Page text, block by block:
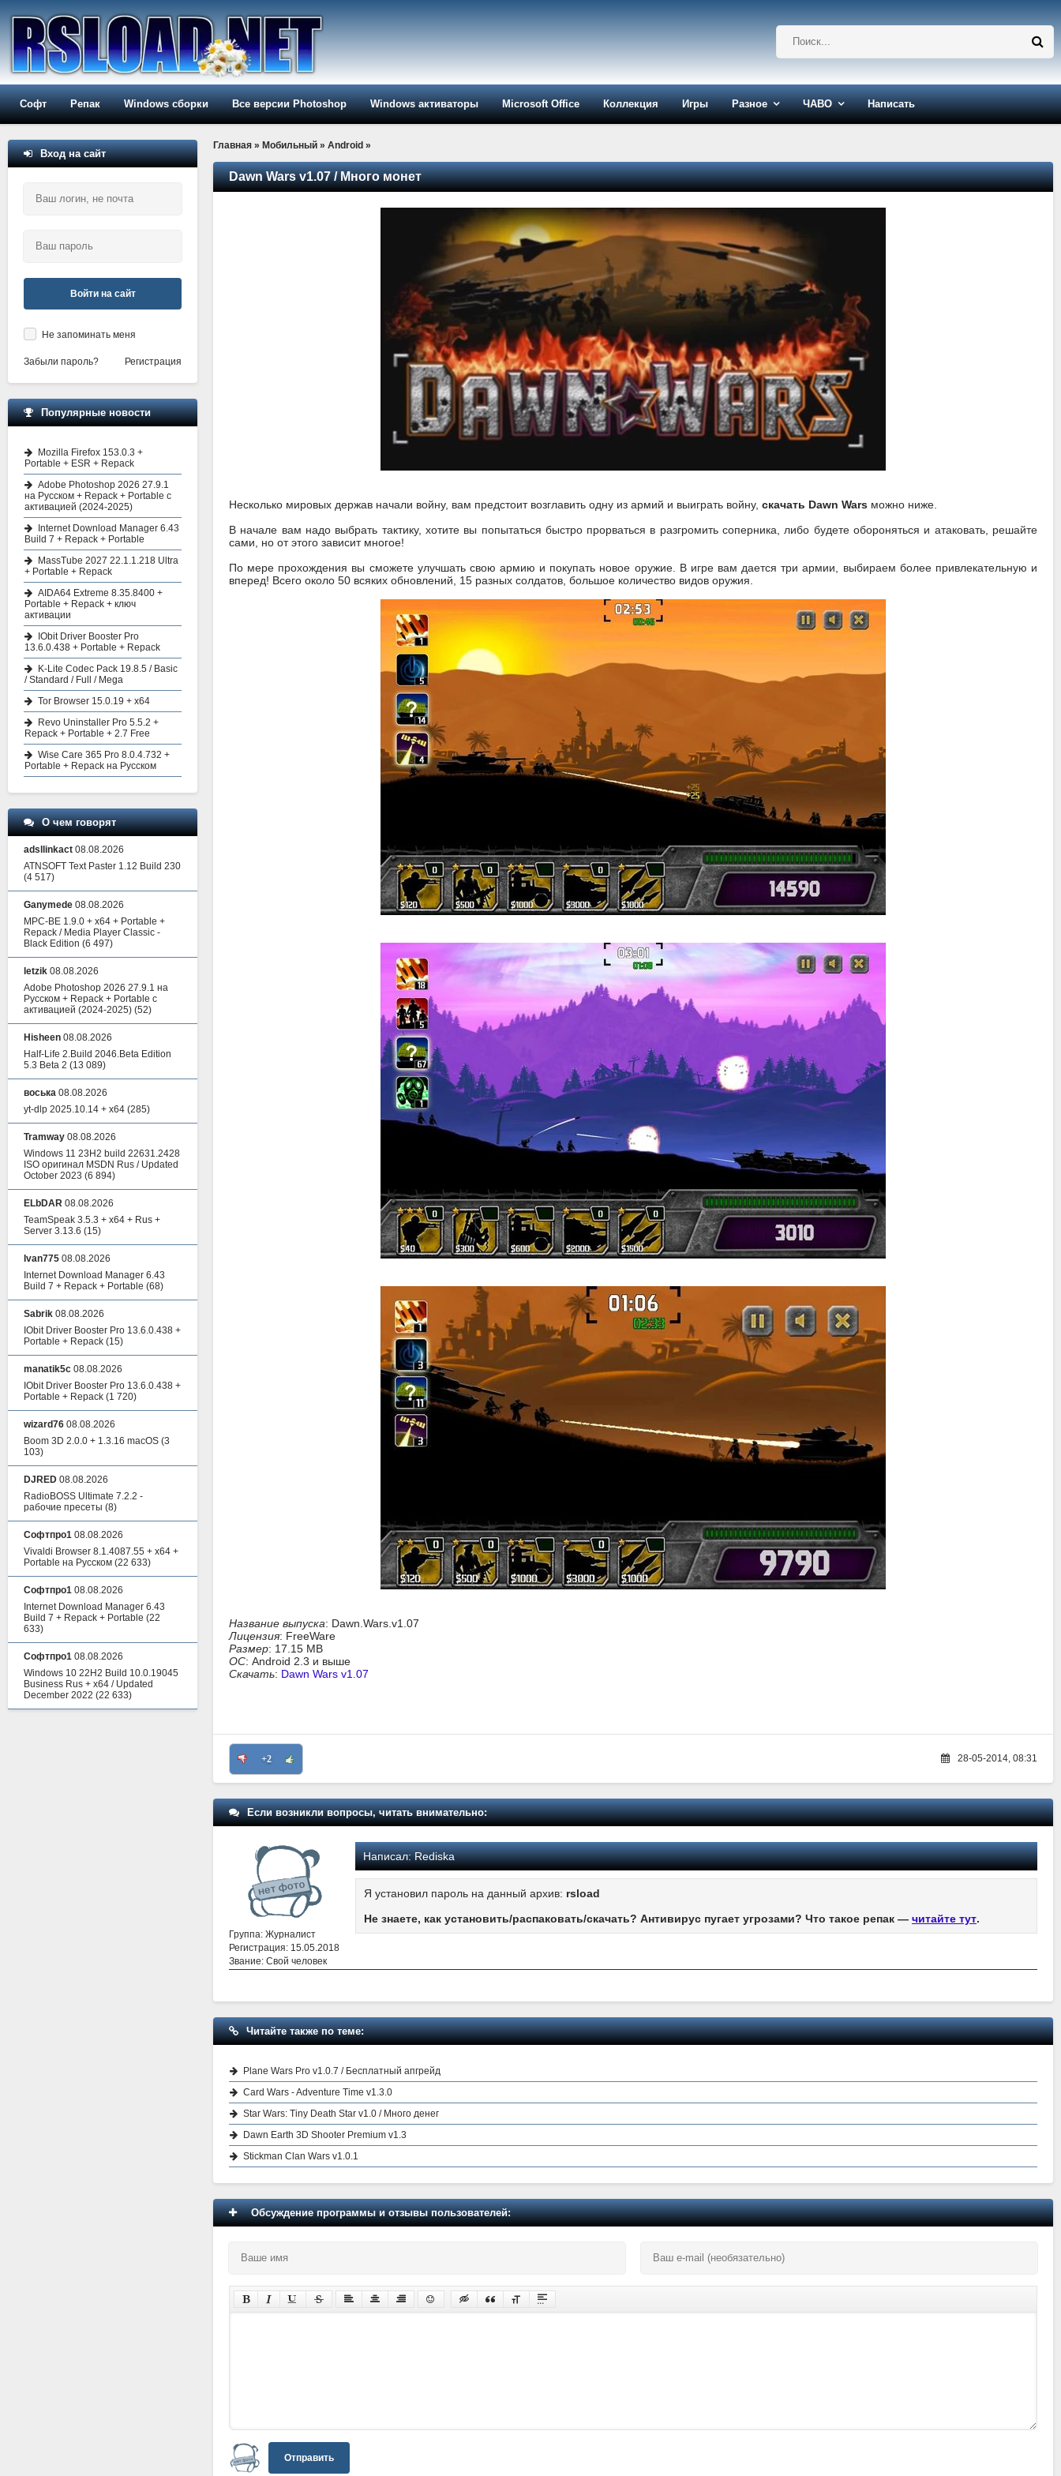
Софт Репак Windows сборки Все версии Photoshop Windows активаторы Microsoft Office Коллекция Игры Разное ЧАВО Написать
Главная » Мобильный » Android »
Dawn Wars v1.07 / Много монет
Несколько мировых держав начали войну, вам предстоит возглавить одну из армий и выиграть войну, скачать Dawn Wars можно ниже.
В начале вам надо выбрать тактику, хотите вы попытаться быстро прорваться в разгромить соперника, либо будете обороняться и атаковать, решайте
сами, но от этого зависит многое!
По мере прохождения вы сможете улучшать свою армию и покупать новое оружие. В игре вам дается три армии, выбираем более привлекательную и
вперед! Всего около 50 всяких обновлений, 15 разных солдатов, большое количество видов оружия.
Название выпуска: Dawn.Wars.v1.07
Лицензия: FreeWare
Размер: 17.15 MB
ОС: Android 2.3 и выше
Скачать: Dawn Wars v1.07
+2 28-05-2014, 08:31
Если возникли вопросы, читать внимательно:
Группа: Журналист
Регистрация: 15.05.2018
Звание: Свой человек
Написал:Rediska
Я установил пароль на данный архив: rsload
Не знаете, как установить/распаковать/скачать? Антивирус пугает угрозами? Что такое репак — читайте тут.
Читайте также по теме:
Plane Wars Pro v1.0.7 / Бесплатный апгрейд
Card Wars - Adventure Time v1.3.0
Star Wars: Tiny Death Star v1.0 / Много денег
Dawn Earth 3D Shooter Premium v1.3
Stickman Clan Wars v1.0.1
Обсуждение программы и отзывы пользователей:
Отправить
Вход на сайт
Войти на сайт
Не запоминать меня
Забыли пароль? Регистрация
Популярные новости
Mozilla Firefox 153.0.3 +
Portable + ESR + Repack
Adobe Photoshop 2026 27.9.1
на Русском + Repack + Portable с
активацией (2024-2025)
Internet Download Manager 6.43
Build 7 + Repack + Portable
MassTube 2027 22.1.1.218 Ultra
+ Portable + Repack
AIDA64 Extreme 8.35.8400 +
Portable + Repack + ключ
активации
IObit Driver Booster Pro
13.6.0.438 + Portable + Repack
K-Lite Codec Pack 19.8.5 / Basic
/ Standard / Full / Mega
Tor Browser 15.0.19 + x64
Revo Uninstaller Pro 5.5.2 +
Repack + Portable + 2.7 Free
Wise Care 365 Pro 8.0.4.732 +
Portable + Repack на Русском
О чем говорят
adsllinkact 08.08.2026
ATNSOFT Text Paster 1.12 Build 230
(4 517)
Ganymede 08.08.2026
MPC-BE 1.9.0 + x64 + Portable +
Repack / Media Player Classic -
Black Edition (6 497)
letzik 08.08.2026
Adobe Photoshop 2026 27.9.1 на
Русском + Repack + Portable с
активацией (2024-2025) (52)
Hisheen 08.08.2026
Half-Life 2.Build 2046.Beta Edition
5.3 Beta 2 (13 089)
воська 08.08.2026
yt-dlp 2025.10.14 + x64 (285)
Tramway 08.08.2026
Windows 11 23H2 build 22631.2428
ISO оригинал MSDN Rus / Updated
October 2023 (6 894)
ELbDAR 08.08.2026
TeamSpeak 3.5.3 + x64 + Rus +
Server 3.13.6 (15)
Ivan775 08.08.2026
Internet Download Manager 6.43
Build 7 + Repack + Portable (68)
Sabrik 08.08.2026
IObit Driver Booster Pro 13.6.0.438 +
Portable + Repack (15)
manatik5c 08.08.2026
IObit Driver Booster Pro 13.6.0.438 +
Portable + Repack (1 720)
wizard76 08.08.2026
Boom 3D 2.0.0 + 1.3.16 macOS (3
103)
DJRED 08.08.2026
RadioBOSS Ultimate 7.2.2 -
рабочие пресеты (8)
Софтпро1 08.08.2026
Vivaldi Browser 8.1.4087.55 + x64 +
Portable на Русском (22 633)
Софтпро1 08.08.2026
Internet Download Manager 6.43
Build 7 + Repack + Portable (22
633)
Софтпро1 08.08.2026
Windows 10 22H2 Build 10.0.19045
Business Rus + x64 / Updated
December 2022 (22 633)